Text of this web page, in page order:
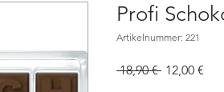
Profi
Artikelnummer: 221
18,90 € 12,00 €